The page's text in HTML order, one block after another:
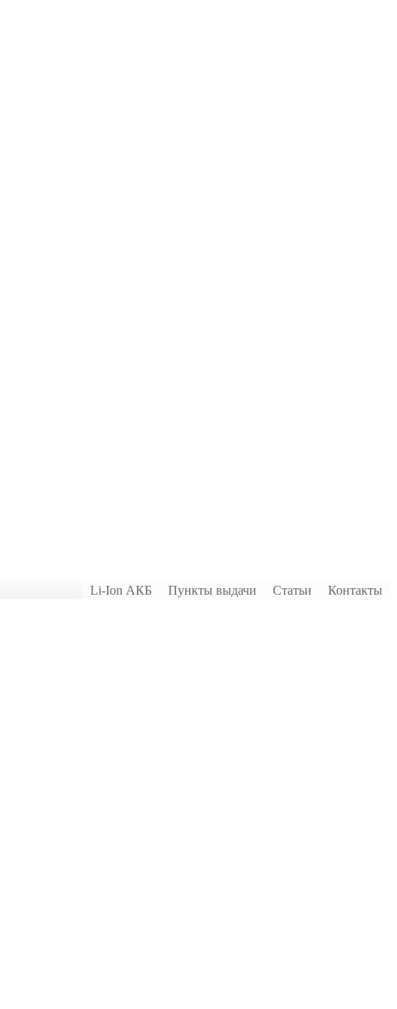
Li-Ion АКБ Пункты выдачи Статьи Контакты